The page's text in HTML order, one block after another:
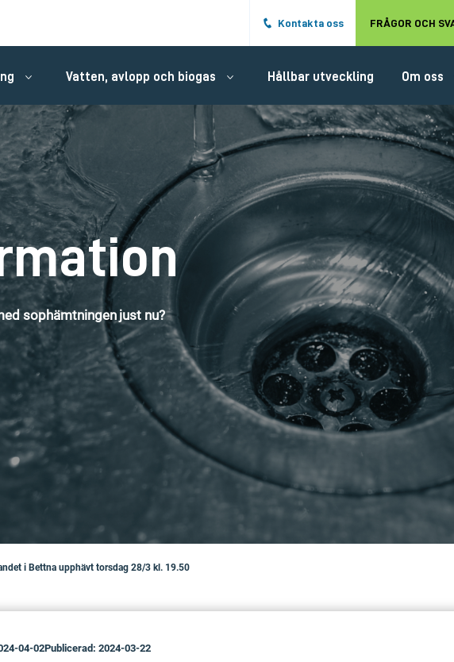
Hoppa till det huvudsakliga innehållet.
Kontakta oss FRÅGOR OCH
Vatten, avlopp och biogas Hållbar utveckling Om oss
sophämtningen just nu?
i Bettna upphävt torsdag 28/3 kl. 19.50
04-02Publicerad: 2024-03-22